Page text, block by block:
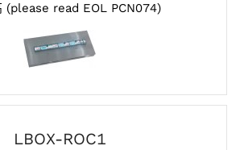
(please read EOL PCN074)
LBOX-ROC1